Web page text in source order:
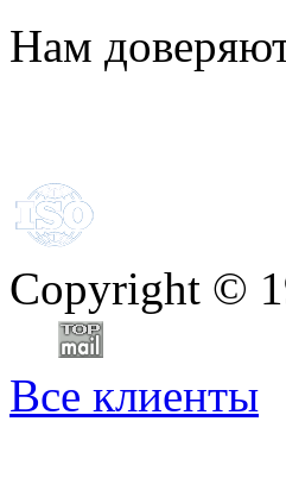
Нам
Copyright ©
Все клиенты